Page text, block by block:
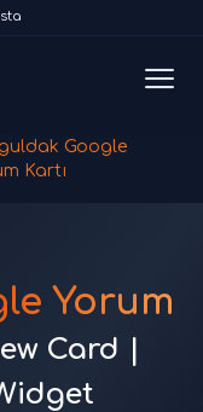
Google
Kartı
Yorum
Card |